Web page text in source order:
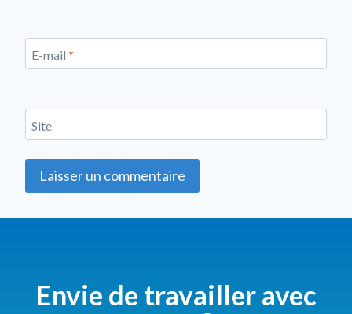
E-mail *
Site
Envie de travailler avec